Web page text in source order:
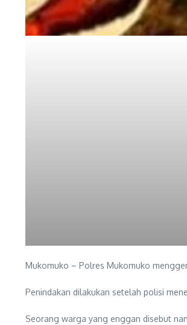
Mukomuko – Polres Mukomuko
Penindakan dilakukan setelah polisi
Seorang warga yang enggan disebut